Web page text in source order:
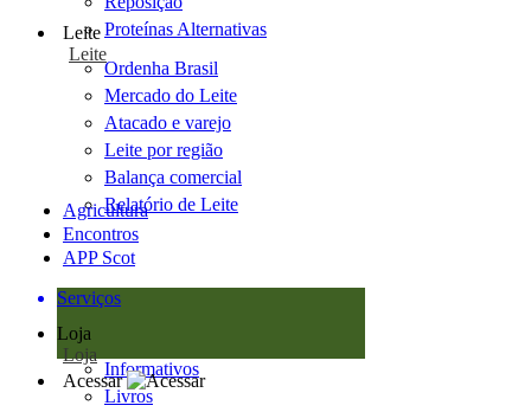
Proteínas Alternativas
Leite
Leite
Ordenha Brasil
Mercado do Leite
Atacado e varejo
Leite por região
Balança comercial
Relatório de Leite
Agricultura
Encontros
APP Scot
Serviços
Loja
Loja
Informativos
Livros
Acessar